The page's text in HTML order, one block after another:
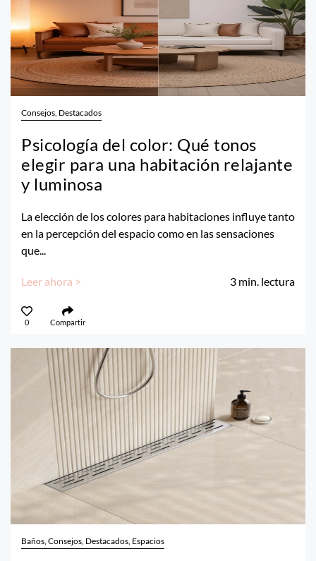
Consejos, Destacados
Psicología del color: Qué tonos
elegir para una habitación relajante
y luminosa
La elección de los colores para habitaciones influye tanto
en la percepción del espacio como en las sensaciones
que...
Leer ahora > 3 min. lectura
0 Compartir
Baños, Consejos, Destacados, Espacios